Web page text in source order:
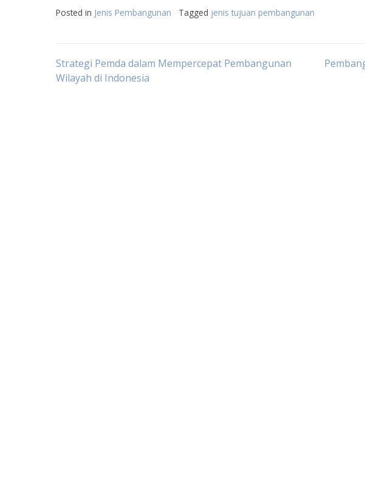
Posted in Jenis Pembangunan Tagged jenis tujuan pembangunan
Post
Strategi Pemda dalam Mempercepat Pembangunan
Wilayah di Indonesia